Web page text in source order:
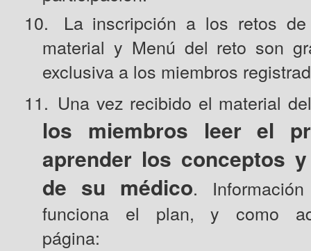
10.
La inscripción a los retos
material y Menú del reto son
exclusiva a los miembros
11. Una vez recibido el material
los miembros leer el
aprender los conceptos
de su médico.
funciona el plan, y como
página: